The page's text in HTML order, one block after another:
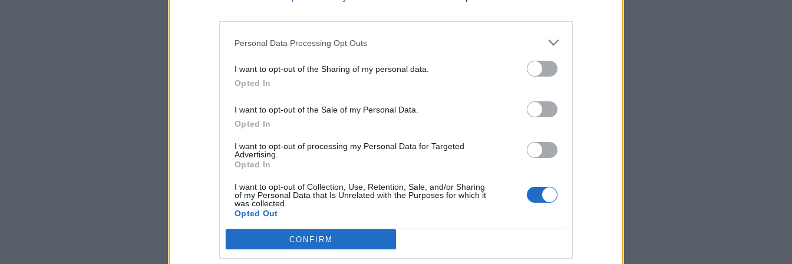
Personal Data Processing Opt Outs
I want to opt-out of the Sharing of my personal data.
Opted In
I want to opt-out of the Sale of my Personal Data.
Opted In
I want to opt-out of processing my Personal Data for Targeted
Advertising.
Opted In
I want to opt-out of Collection, Use, Retention, Sale, and/or Sharing
of my Personal Data that Is Unrelated with the Purposes for which it
was collected.
Opted Out
CONFIRM
KEDVES OLVASÓNK!
A keresett cikk a portfolio.hu hírarchívumához tartozik, melynek olvasása előfizetéses
regisztrációhoz kötött.
Az előfizetés a következőket tartalmazza:
Portfolio.hu teljes cikkarchívum
kötéslistái